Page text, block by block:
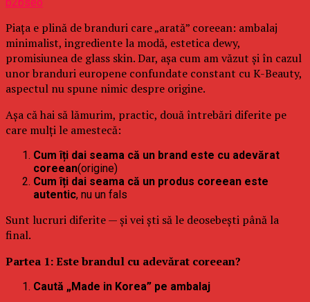
Piața e plină de branduri care „arată” coreean: ambalaj
minimalist, ingrediente la modă, estetica dewy,
promisiunea de glass skin. Dar, așa cum am văzut și în cazul
unor branduri europene confundate constant cu K-Beauty,
aspectul nu spune nimic despre origine.
Așa că hai să lămurim, practic, două întrebări diferite pe
care mulți le amestecă:
Cum îți dai seama că un brand este cu adevărat
coreean(origine)
Cum îți dai seama că un produs coreean este
autentic, nu un fals
Sunt lucruri diferite — și vei ști să le deosebești până la
final.
Partea 1: Este brandul cu adevărat coreean?
Caută „Made in Korea” pe ambalaj